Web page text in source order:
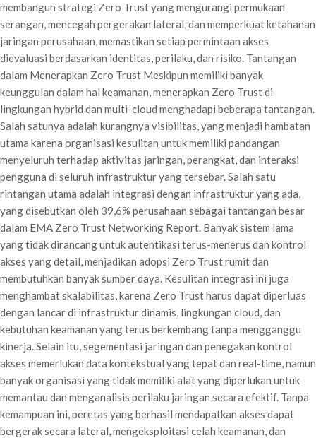
membangun strategi Zero Trust yang mengurangi permukaan
serangan, mencegah pergerakan lateral, dan memperkuat ketahanan
jaringan perusahaan, memastikan setiap permintaan akses
dievaluasi berdasarkan identitas, perilaku, dan risiko. Tantangan
dalam Menerapkan Zero Trust Meskipun memiliki banyak
keunggulan dalam hal keamanan, menerapkan Zero Trust di
lingkungan hybrid dan multi-cloud menghadapi beberapa tantangan.
Salah satunya adalah kurangnya visibilitas, yang menjadi hambatan
utama karena organisasi kesulitan untuk memiliki pandangan
menyeluruh terhadap aktivitas jaringan, perangkat, dan interaksi
pengguna di seluruh infrastruktur yang tersebar. Salah satu
rintangan utama adalah integrasi dengan infrastruktur yang ada,
yang disebutkan oleh 39,6% perusahaan sebagai tantangan besar
dalam EMA Zero Trust Networking Report. Banyak sistem lama
yang tidak dirancang untuk autentikasi terus-menerus dan kontrol
akses yang detail, menjadikan adopsi Zero Trust rumit dan
membutuhkan banyak sumber daya. Kesulitan integrasi ini juga
menghambat skalabilitas, karena Zero Trust harus dapat diperluas
dengan lancar di infrastruktur dinamis, lingkungan cloud, dan
kebutuhan keamanan yang terus berkembang tanpa mengganggu
kinerja. Selain itu, segementasi jaringan dan penegakan kontrol
akses memerlukan data kontekstual yang tepat dan real-time, namun
banyak organisasi yang tidak memiliki alat yang diperlukan untuk
memantau dan menganalisis perilaku jaringan secara efektif. Tanpa
kemampuan ini, peretas yang berhasil mendapatkan akses dapat
bergerak secara lateral, mengeksploitasi celah keamanan, dan